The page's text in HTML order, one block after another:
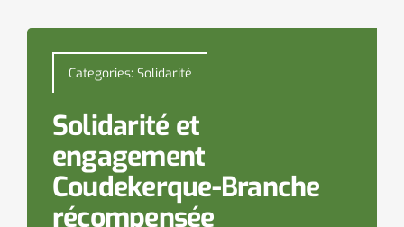
Enfance, jeunesse & sports
Culture et loisirs
Social & solidarité
Categories: Solidarité
Solidarité et
engagement
Coudekerque-Branche
récompensée